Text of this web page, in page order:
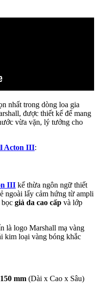
nhất trong dòng loa gia
được thiết kế để mang
vừa vặn, lý tưởng cho
Acton III:
III kế thừa ngôn ngữ thiết
ngoài lấy cảm hứng từ ampli
giả da cao cấp và lớp
là logo Marshall mạ vàng
kim loại vàng bóng khắc
mm (Dài x Cao x Sâu)